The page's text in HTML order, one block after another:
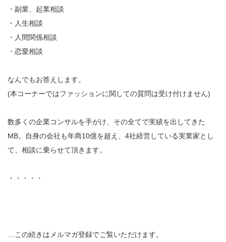
・副業、起業相談
・人生相談
・人間関係相談
・恋愛相談
なんでもお答えします。
(本コーナーではファッションに関しての質問は受け付けません)
数多くの企業コンサルを手がけ、その全てで実績を出してきた
MB。自身の会社も年商10億を超え、4社経営している実業家とし
て、相談に乗らせて頂きます。
・・・・・
…この続きはメルマガ登録でご覧いただけます。